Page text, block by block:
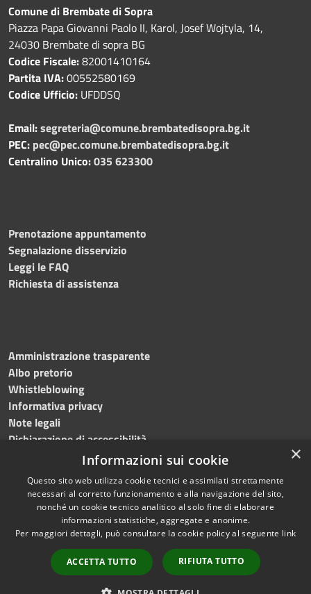
Comune di Brembate di Sopra
Piazza Papa Giovanni Paolo II, Karol, Josef Wojtyla, 14,
24030 Brembate di sopra BG
Codice Fiscale:82001410164
Partita IVA:00552580169
Codice Ufficio: UFDDSQ
Email:segreteria@comune.brembatedisopra.bg.it
PEC: pec@pec.comune.brembatedisopra.bg.it
Centralino Unico:035 623300
Prenotazione appuntamento
Segnalazione disservizio
Leggi le FAQ
Richiesta di assistenza
Amministrazione trasparente
Albo pretorio
Whistleblowing
Informativa privacy
Note legali
Dichiarazione di accessibilità
Accessibilità
Privacy
Mappa del sito
Copyright © 2024Comune
di Brembate di Sopra
Powered by
Municipium •Accesso
redazione
×
Informazioni sui cookie
Questo sito web utilizza cookie tecnici e assimilati strettamente
necessari al corretto funzionamento e alla navigazione del sito,
nonché un cookie tecnico analitico al solo fine di elaborare
informazioni statistiche, aggregate e anonime.
Per maggiori dettagli, può consultare la cookie policy al seguente link
ACCETTA TUTTO RIFIUTA TUTTO